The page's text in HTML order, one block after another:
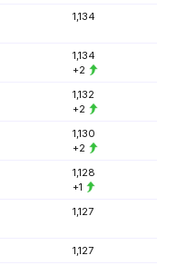
1,134
1,134
+2
1,132
+2
1,130
+2
1,128
+1
1,127
1,127